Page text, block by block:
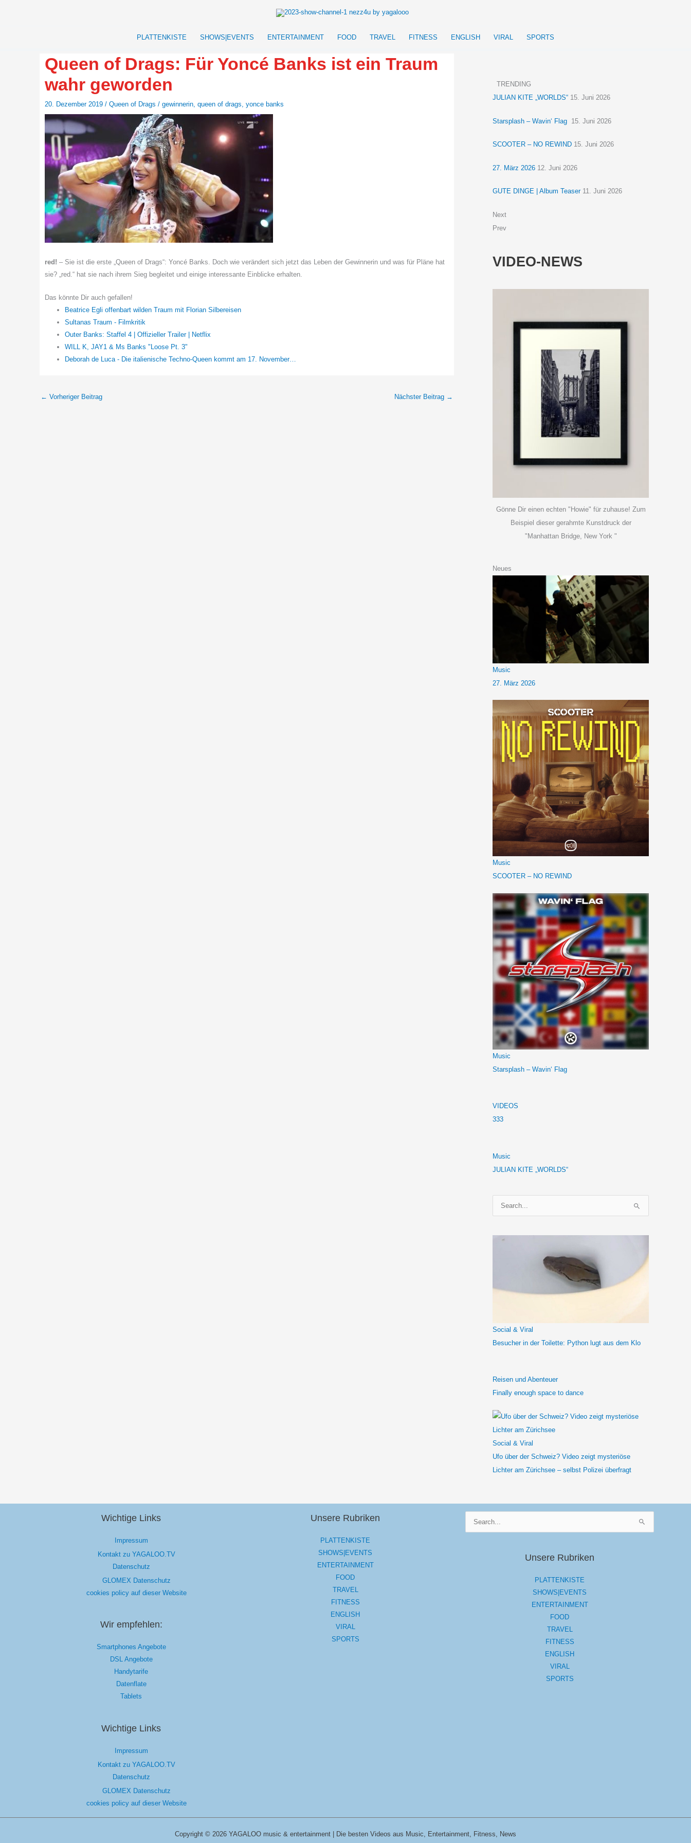
PLATTENKISTE
SHOWS|EVENTS ENTERTAINMENT FOOD TRAVEL FITNESS ENGLISH VIRAL SPORTS
Queen of Drags: Für Yoncé Banks ist ein Traum
wahr geworden
20. Dezember 2019 / Queen of Drags / gewinnerin, queen of drags, yonce banks
red! – Sie ist die erste „Queen of Drags“: Yoncé Banks. Doch wie verändert sich jetzt das Leben der Gewinnerin und was für Pläne hat
sie? „red.“ hat sie nach ihrem Sieg begleitet und einige interessante Einblicke erhalten.
Das könnte Dir auch gefallen!
Beatrice Egli offenbart wilden Traum mit Florian Silbereisen
Sultanas Traum - Filmkritik
Outer Banks: Staffel 4 | Offizieller Trailer | Netflix
WILL K, JAY1 & Ms Banks "Loose Pt. 3"
Deborah de Luca - Die italienische Techno-Queen kommt am 17. November…
← Vorheriger Beitrag Nächster Beitrag →
TRENDING
JULIAN KITE „WORLDS“ 15. Juni 2026
Starsplash – Wavin‘ Flag 15. Juni 2026
SCOOTER – NO REWIND 15. Juni 2026
27. März 2026 12. Juni 2026
GUTE DINGE | Album Teaser 11. Juni 2026
Next
Prev
VIDEO-NEWS
Gönne Dir einen echten "Howie" für zuhause! Zum
Beispiel dieser gerahmte Kunstdruck der
"Manhattan Bridge, New York "
Neues
Music
27. März 2026
Music
SCOOTER – NO REWIND
Music
Starsplash – Wavin‘ Flag
VIDEOS
333
Music
JULIAN KITE „WORLDS“
u
h
Social & Viral
Besucher in der Toilette: Python lugt aus dem Klo
Reisen und Abenteuer
Finally enough space to dance
Social & Viral
Ufo über der Schweiz? Video zeigt mysteriöse
Lichter am Zürichsee – selbst Polizei überfragt
Wichtige Links
Impressum
Kontakt zu YAGALOO.TV
Datenschutz
GLOMEX Datenschutz
cookies policy auf dieser Website
Wir empfehlen:
Smartphones Angebote
DSL Angebote
Handytarife
Datenflate
Tablets
Wichtige Links
Impressum
Kontakt zu YAGALOO.TV
Datenschutz
GLOMEX Datenschutz
cookies policy auf dieser Website
Unsere Rubriken
PLATTENKISTE
SHOWS|EVENTS
ENTERTAINMENT
FOOD
TRAVEL
FITNESS
ENGLISH
VIRAL
SPORTS
Unsere Rubriken
PLATTENKISTE
SHOWS|EVENTS
ENTERTAINMENT
FOOD
TRAVEL
FITNESS
ENGLISH
VIRAL
SPORTS
Copyright © 2026 YAGALOO music & entertainment | Die besten Videos aus Music, Entertainment, Fitness, News